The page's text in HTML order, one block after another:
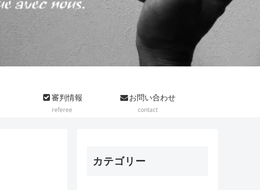
審判情報
referee
お問い合わせ
contact
カテゴリー